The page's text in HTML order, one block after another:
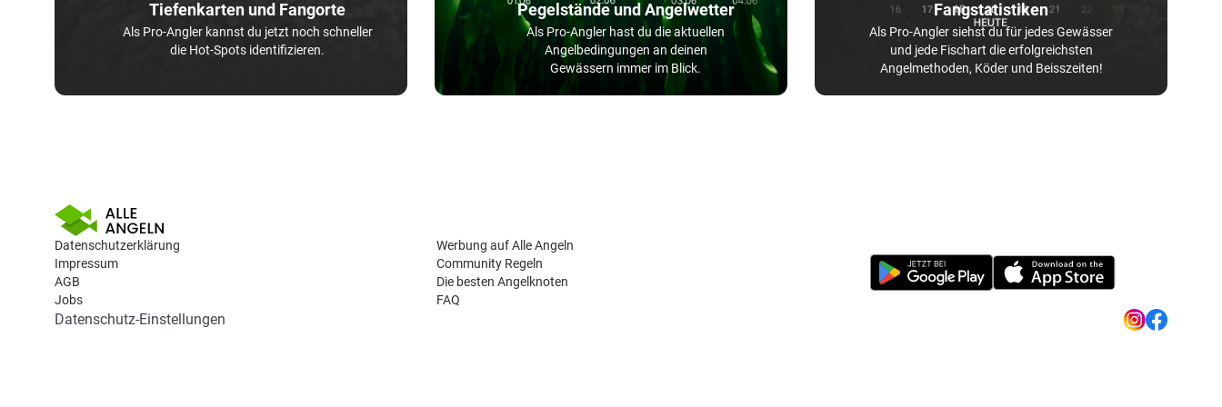
Tiefenkarten und Fangorte
Als Pro-Angler kannst du jetzt noch schneller
die Hot-Spots identifizieren.
Pegelstände und Angelwetter
Als Pro-Angler hast du die aktuellen
Angelbedingungen an deinen
Gewässern immer im Blick.
Fangstatistiken
Als Pro-Angler siehst du für jedes Gewässer
und jede Fischart die erfolgreichsten
Angelmethoden, Köder und Beisszeiten!
Datenschutzerklärung
Impressum
AGB
Jobs
Werbung auf Alle Angeln
Community Regeln
Die besten Angelknoten
FAQ
Datenschutz-Einstellungen